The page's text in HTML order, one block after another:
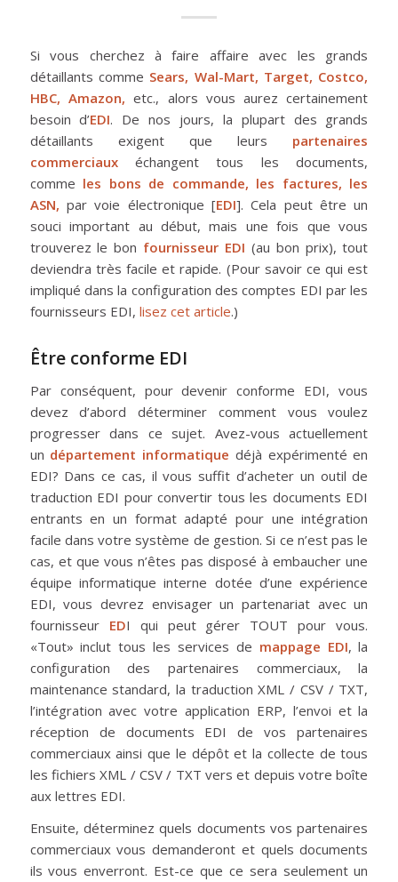
Si vous cherchez à faire affaire avec les grands
détaillants comme Sears, Wal-Mart, Target, Costco,
HBC, Amazon, etc., alors vous aurez certainement
besoin d’EDI. De nos jours, la plupart des grands
détaillants exigent que leurs partenaires
commerciauxéchangent tous les documents,
comme les bons de commande, les factures, les
ASN, par voie électronique [EDI]. Cela peut être un
souci important au début, mais une fois que vous
trouverez le bon fournisseur EDI (au bon prix), tout
deviendra très facile et rapide. (Pour savoir ce qui est
impliqué dans la configuration des comptes EDI par les
fournisseurs EDI, lisez cet article.)
Être conforme EDI
Par conséquent, pour devenir conforme EDI, vous
devez d’abord déterminer comment vous voulez
progresser dans ce sujet. Avez-vous actuellement
un département informatique déjà expérimenté en
EDI? Dans ce cas, il vous suffit d’acheter un outil de
traduction EDI pour convertir tous les documents EDI
entrants en un format adapté pour une intégration
facile dans votre système de gestion. Si ce n’est pas le
cas, et que vous n’êtes pas disposé à embaucher une
équipe informatique interne dotée d’une expérience
EDI, vous devrez envisager un partenariat avec un
fournisseur EDI qui peut gérer TOUT pour vous.
«Tout» inclut tous les services de mappage EDI, la
configuration des partenaires commerciaux, la
maintenance standard, la traduction XML / CSV / TXT,
l’intégration avec votre application ERP, l’envoi et la
réception de documents EDI de vos partenaires
commerciaux ainsi que le dépôt et la collecte de tous
les fichiers XML / CSV / TXT vers et depuis votre boîte
aux lettres EDI.
Ensuite, déterminez quels documents vos partenaires
commerciaux vous demanderont et quels documents
ils vous enverront. Est-ce que ce sera seulement un